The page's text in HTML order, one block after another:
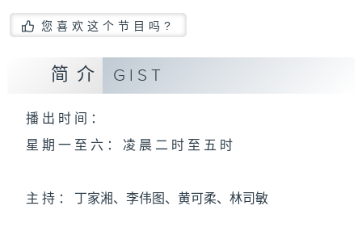
您喜欢这个节目吗?
简介 GIST
播 出 时 间 ：
星 期 一 至 六 ： 凌 晨 二 时 至 五 时
主 持 ： 丁家湘、李伟图、黄可柔、林司敏